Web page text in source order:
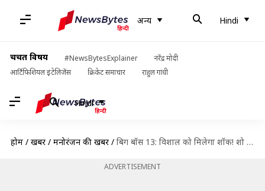
अन्य Hindi
चर्चित विषय #NewsBytesExplainer
नरेंद्र मोदी
आर्टिफिशियल इंटेलिजेंस
क्रिकेट समाचार राहुल गांधी
Hindi
होम / खबरें / मनोरंजन की खबरें / बिग बॉस 13: विशाल को मिलेगा शॉक! शो में एंट्री लेंगी अभिनेता की एक्स गर्लफ्रेंड
ADVERTISEMENT